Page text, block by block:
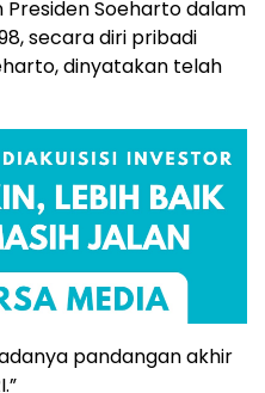
Soeharto dalam
secara diri pribadi
dinyatakan telah
pandangan akhir